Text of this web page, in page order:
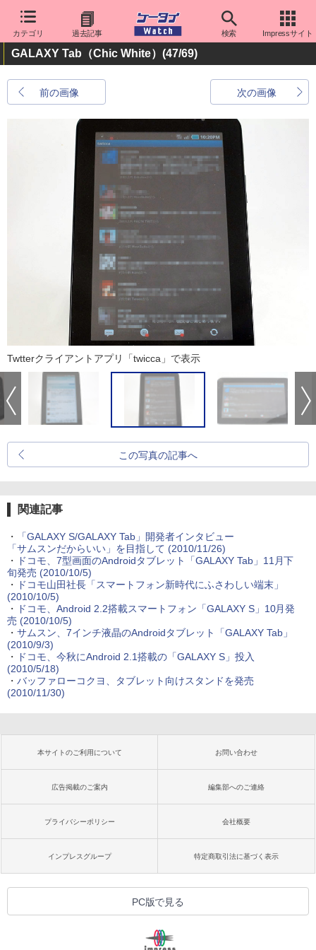
カテゴリ 過去記事 検索 Impressサイト
GALAXY Tab（Chic White） (47/69)
前の画像 次の画像
Twtterクライアントアプリ「twicca」で表示
この写真の記事へ
関連記事
・
「GALAXY S/GALAXY Tab」開発者インタビュー
「サムスンだからいい」を目指して (2010/11/26)
・
ドコモ、7型画面のAndroidタブレット「GALAXY Tab」11月下
旬発売 (2010/10/5)
・
ドコモ山田社長「スマートフォン新時代にふさわしい端末」
(2010/10/5)
・
ドコモ、Android 2.2搭載スマートフォン「GALAXY S」10月発
売 (2010/10/5)
・ サムスン、7インチ液晶のAndroidタブレット「GALAXY Tab」
(2010/9/3)
・
ドコモ、今秋にAndroid 2.1搭載の「GALAXY S」投入
(2010/5/18)
・ バッファローコクヨ、タブレット向けスタンドを発売
(2010/11/30)
本サイトのご利用について お問い合わせ
広告掲載のご案内 編集部へのご連絡
プライバシーポリシー 会社概要
インプレスグループ 特定商取引法に基づく表示
PC版で見る